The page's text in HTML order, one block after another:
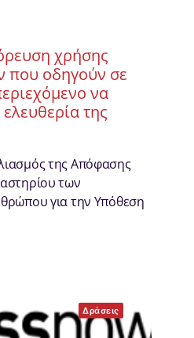
χρήσης
που οδηγούν σε
να
της
της Απόφασης
των
για την Υπόθεση
Δράσεις